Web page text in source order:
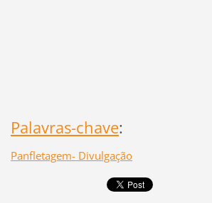
Palavras-chave:
Panfletagem- Divulgação